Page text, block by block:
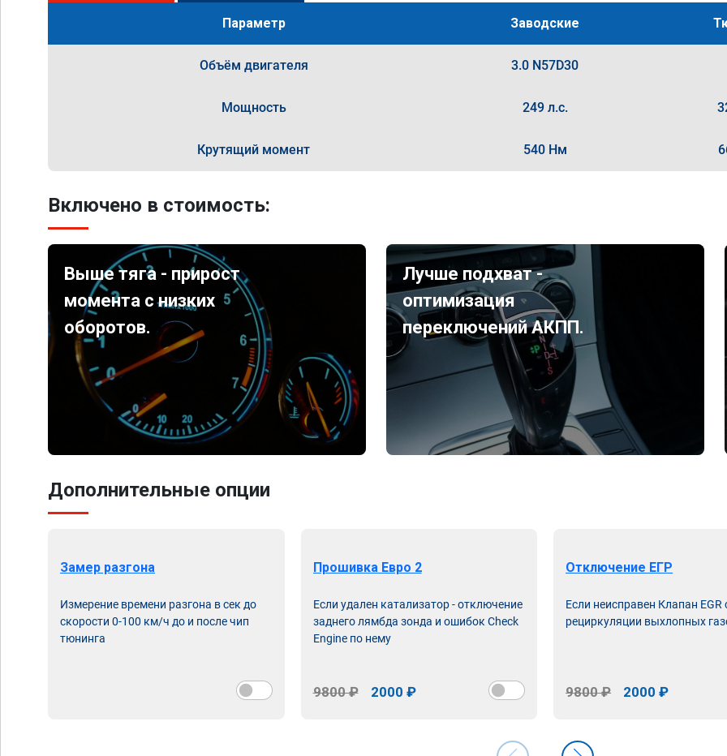
Параметр Заводские
Объём двигателя 3.0 N57D30
Мощность 249 л.с.
Крутящий момент 540 Нм
Включено в стоимость:
Выше тяга - прирост
момента с низких
оборотов.
Лучше подхват -
оптимизация
переключений АКПП.
Дополнительные опции
Замер разгона
Измерение времени разгона в сек до
скорости 0-100 км/ч до и после чип
тюнинга
Прошивка Евро 2
Если удален катализатор - отключение
заднего лямбда зонда и ошибок Check
Engine по нему
9800 ₽ 2000 ₽
Отключение ЕГР
Если неисправен Клапан EGR
рециркуляции выхлопных
9800 ₽ 2000 ₽